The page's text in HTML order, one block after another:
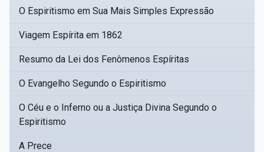
O Espiritismo em Sua Mais Simples Expressão
Viagem Espírita em 1862
Resumo da Lei dos Fenômenos Espíritas
O Evangelho Segundo o Espiritismo
O Céu e o Inferno ou a Justiça Divina Segundo o
Espiritismo
A Prece